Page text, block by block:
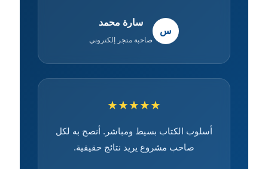
س
سارة محمد
صاحبة متجر إلكتروني
★★★★★
أسلوب الكتاب بسيط ومباشر. أنصح به لكل
صاحب مشروع يريد نتائج حقيقية.